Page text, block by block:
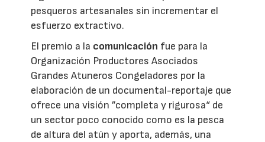
pesqueros artesanales sin incrementar el
esfuerzo extractivo.
El premio a la comunicación fue para la
Organización Productores Asociados
Grandes Atuneros Congeladores por la
elaboración de un documental-reportaje que
ofrece una visión ”completa y rigurosa“ de
un sector poco conocido como es la pesca
de altura del atún y aporta, además, una